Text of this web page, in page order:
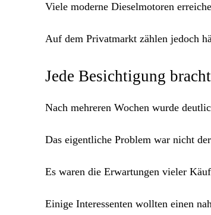
Viele moderne Dieselmotoren
Auf dem Privatmarkt zählen jedoch
Jede Besichtigung
Nach mehreren Wochen wurde
Das eigentliche Problem war nicht
Es waren die Erwartungen vieler
Einige Interessenten wollten einen